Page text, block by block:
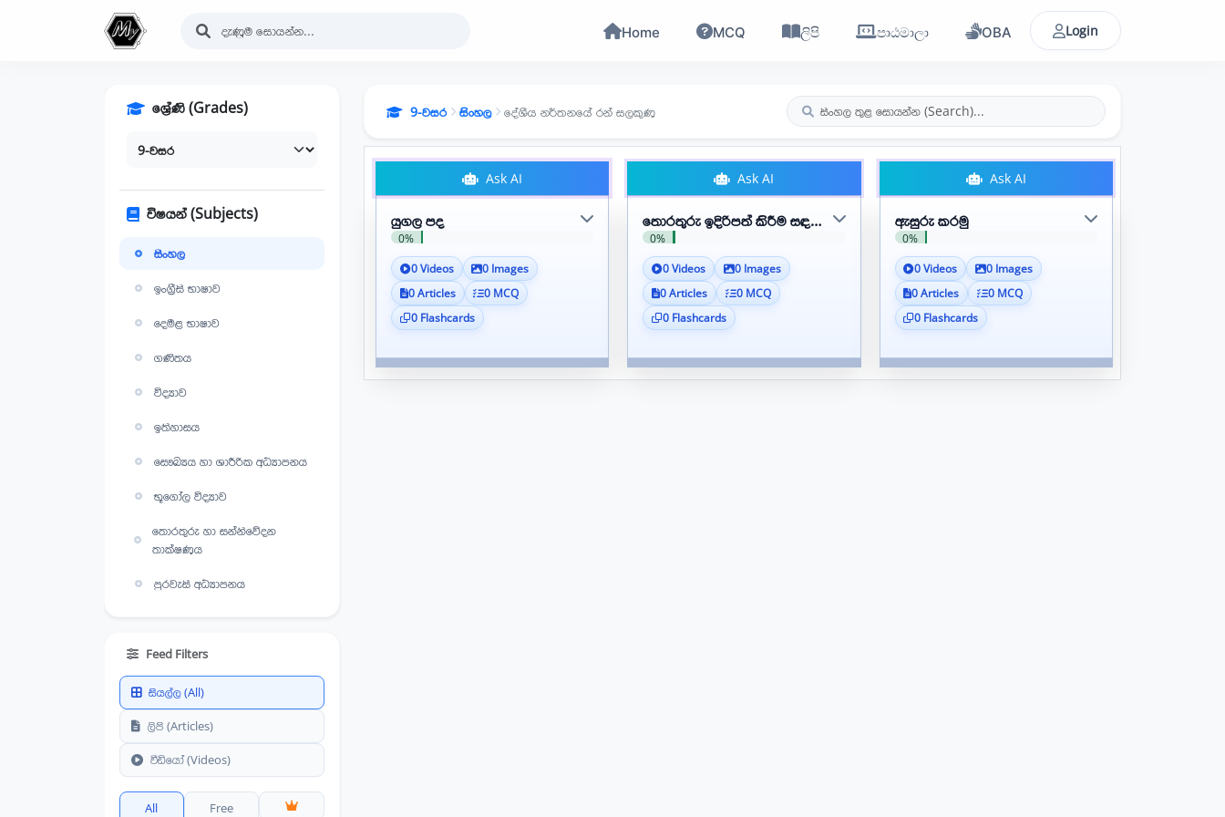
Home MCQ ලිපි පාඨමාලා OBA Login
ශ්‍රේණි (Grades)
විෂයන් (Subjects)
සිංහල
ඉංග්‍රීසි භාෂාව
දෙමළ භාෂාව
ගණිතය
විද්‍යාව
ඉතිහාසය
සෞඛ්‍යය හා ශාරීරික අධ්‍යාපනය
භූගෝල විද්‍යාව
තොරතුරු හා සන්නිවේදන
තාක්ෂණය
පුරවැසි අධ්‍යාපනය
Feed Filters
සියල්ල (All)
ලිපි (Articles)
වීඩියෝ (Videos)
All Free
9-වසර සිංහල දේශීය නර්තනයේ රන් සලකුණ
Ask AI
යුගල පද
0%
0 Videos
0 Images
0 Articles
0 MCQ
0 Flashcards
Ask AI
තොරතුරු ඉදිරිපත් කිරීම සඳහා බහුවිධ මාධ්‍ය
0%
0 Videos
0 Images
0 Articles
0 MCQ
0 Flashcards
Ask AI
ඇසුරු කරමු
0%
0 Videos
0 Images
0 Articles
0 MCQ
0 Flashcards